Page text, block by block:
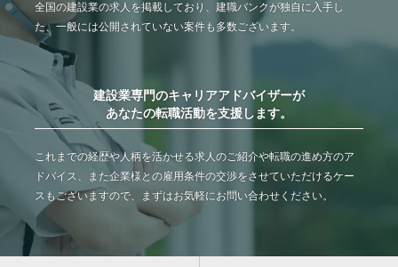
全国の建設業の求人を掲載しており、建職バンクが独自に入手し
た、一般には公開されていない案件も多数ございます。
建設業専門のキャリアアドバイザーが
あなたの転職活動を支援します。
これまでの経歴や人柄を活かせる求人のご紹介や転職の進め方のア
ドバイス、また企業様との雇用条件の交渉をさせていただけるケー
スもございますので、まずはお気軽にお問い合わせください。